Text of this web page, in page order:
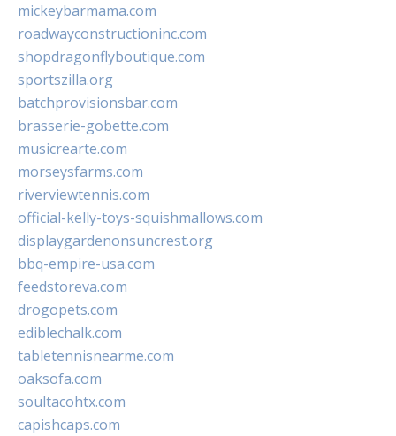
mickeybarmama.com
roadwayconstructioninc.com
shopdragonflyboutique.com
sportszilla.org
batchprovisionsbar.com
brasserie-gobette.com
musicrearte.com
morseysfarms.com
riverviewtennis.com
official-kelly-toys-squishmallows.com
displaygardenonsuncrest.org
bbq-empire-usa.com
feedstoreva.com
drogopets.com
ediblechalk.com
tabletennisnearme.com
oaksofa.com
soultacohtx.com
capishcaps.com